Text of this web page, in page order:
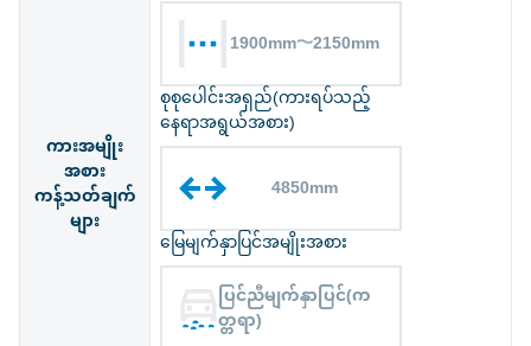
ကားအမျိုး
အစား
ကန့်သတ်ချက်
များ
1900mm〜2150mm
စုစုပေါင်းအရှည်(ကားရပ်သည့်
နေရာအရွယ်အစား)
4850mm
မြေမျက်နှာပြင်အမျိုးအစား
ပြင်ညီမျက်နှာပြင်(က
တ္တရာ)